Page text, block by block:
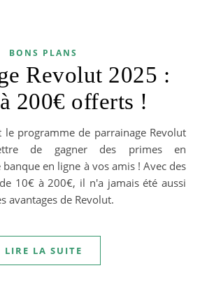
BONS PLANS
Revolut 2025 :
200€ offerts !
le programme de parrainage Revolut
de gagner des primes en
en ligne à vos amis ! Avec des
10€ à 200€, il n'a jamais été aussi
avantages de Revolut.
LIRE LA SUITE